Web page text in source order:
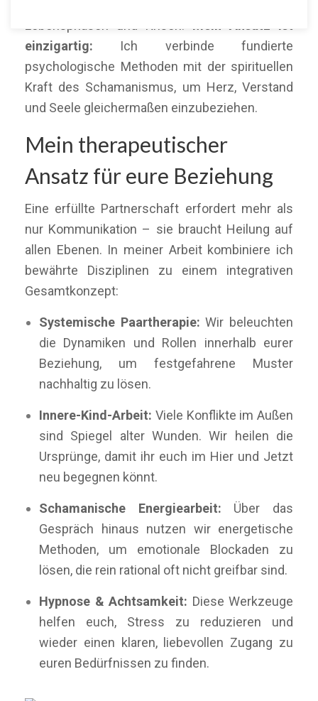
einzigartig: Ich verbinde fundierte
psychologische Methoden mit der spirituellen
Kraft des Schamanismus, um Herz, Verstand
und Seele gleichermaßen einzubeziehen.
Mein therapeutischer
Ansatz für eure Beziehung
Eine erfüllte Partnerschaft erfordert mehr als
nur Kommunikation – sie braucht Heilung auf
allen Ebenen. In meiner Arbeit kombiniere ich
bewährte Disziplinen zu einem integrativen
Gesamtkonzept:
Systemische Paartherapie: Wir beleuchten
die Dynamiken und Rollen innerhalb eurer
Beziehung, um festgefahrene Muster
nachhaltig zu lösen.
Innere-Kind-Arbeit: Viele Konflikte im Außen
sind Spiegel alter Wunden. Wir heilen die
Ursprünge, damit ihr euch im Hier und Jetzt
neu begegnen könnt.
Schamanische Energiearbeit: Über das
Gespräch hinaus nutzen wir energetische
Methoden, um emotionale Blockaden zu
lösen, die rein rational oft nicht greifbar sind.
Hypnose & Achtsamkeit: Diese Werkzeuge
helfen euch, Stress zu reduzieren und
wieder einen klaren, liebevollen Zugang zu
euren Bedürfnissen zu finden.